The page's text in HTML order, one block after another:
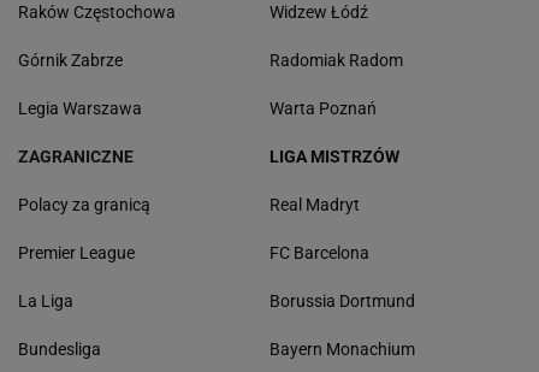
Raków Częstochowa
Górnik Zabrze
Legia Warszawa
Widzew Łódź
Radomiak Radom
Warta Poznań
ZAGRANICZNE
Polacy za granicą
Premier League
La Liga
Bundesliga
LIGA MISTRZÓW
Real Madryt
FC Barcelona
Borussia Dortmund
Bayern Monachium